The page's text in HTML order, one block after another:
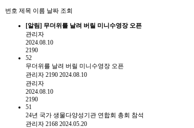
번호 제목 이름 날짜 조회
[알림] 무더위를 날려 버릴 미니수영장 오픈
관리자
2024.08.10
2190
52
무더위를 날려 버릴 미니수영장 오픈
관리자 2190 2024.08.10
관리자
2024.08.10
2190
51
24년 국가 생물다양성기관 연합회 총회 참석
관리자 2168 2024.05.20